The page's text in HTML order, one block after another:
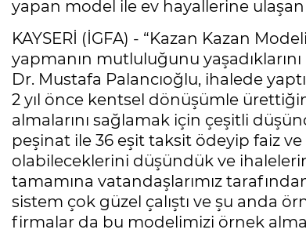
yapan model ile ev hayallerine
KAYSERİ (İGFA) - “Kazan Kazan
yapmanın mutluluğunu
Dr. Mustafa Palancıoğlu, ihalede
2 yıl önce kentsel dönüşümle
almalarını sağlamak için çeşitli
peşinat ile 36 eşit taksit ödeyip faiz
olabileceklerini düşündük ve
tamamına vatandaşlarımız
sistem çok güzel çalıştı ve şu anda
firmalar da bu modelimizi örnek